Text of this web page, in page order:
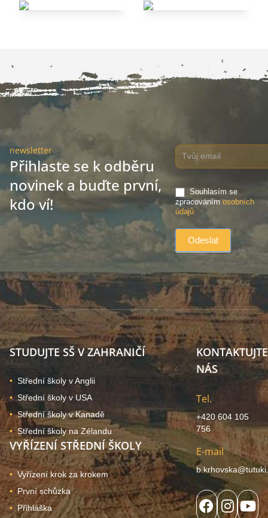
newsletter
Přihlaste se k odběru
novinek a buďte první,
kdo ví!
Souhlasím se
zpracovánímosobních
údajů
STUDUJTE SŠ V ZAHRANIČÍ
Střední školy v Anglii
Střední školy v USA
Střední školy v Kanadě
Střední školy na Zélandu
VYŘÍZENÍ STŘEDNÍ ŠKOLY
Vyřízení krok za krokem
První schůzka
Přihláška
KONTAKTUJTE
NÁS
Tel.
+420 604 105
756
E-mail